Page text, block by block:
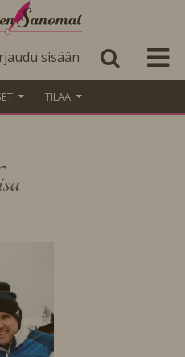
sisään
TILAA